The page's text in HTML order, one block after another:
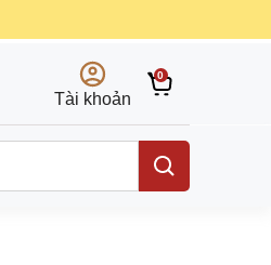
Tài khoản
0